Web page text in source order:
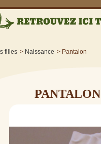
filles > Naissance > Pantalon
PANTALON